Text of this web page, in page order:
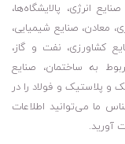
انرژی، پالایشگاه‌ها،
معادن، صنایع شیمیایی،
کشاورزی، نفت و گاز،
به ساختمان، صنایع
و پلاستیک و فولاد را در
ما می‌توانید اطلاعات
آورید.